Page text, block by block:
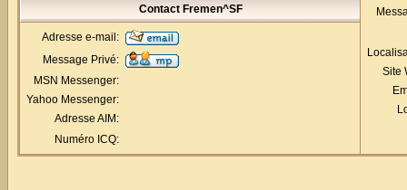
Site
Contact Fremen^SF
Adresse e-mail:
Message Privé:
MSN Messenger:
Yahoo Messenger:
Adresse AIM:
Numéro ICQ: